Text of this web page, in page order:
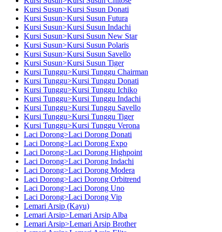
Kursi Susun>Kursi Susun Donati
Kursi Susun>Kursi Susun Futura
Kursi Susun>Kursi Susun Indachi
Kursi Susun>Kursi Susun New Star
Kursi Susun>Kursi Susun Polaris
Kursi Susun>Kursi Susun Savello
Kursi Susun>Kursi Susun Tiger
Kursi Tunggu>Kursi Tunggu Chairman
Kursi Tunggu>Kursi Tunggu Donati
Kursi Tunggu>Kursi Tunggu Ichiko
Kursi Tunggu>Kursi Tunggu Indachi
Kursi Tunggu>Kursi Tunggu Savello
Kursi Tunggu>Kursi Tunggu Tiger
Kursi Tunggu>Kursi Tunggu Verona
Laci Dorong>Laci Dorong Donati
Laci Dorong>Laci Dorong Expo
Laci Dorong>Laci Dorong Highpoint
Laci Dorong>Laci Dorong Indachi
Laci Dorong>Laci Dorong Modera
Laci Dorong>Laci Dorong Orbitrend
Laci Dorong>Laci Dorong Uno
Laci Dorong>Laci Dorong Vip
Lemari Arsip (Kayu)
Lemari Arsip>Lemari Arsip Alba
Lemari Arsip>Lemari Arsip Brother